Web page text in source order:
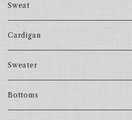
Sweat
Cardigan
Sweater
Bottoms